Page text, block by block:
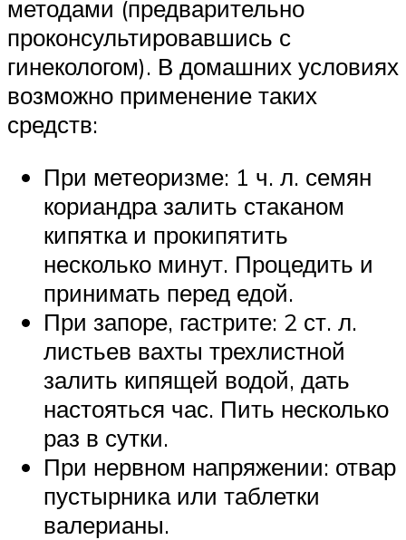
методами (предварительно
проконсультировавшись с
гинекологом). В домашних условиях
возможно применение таких
средств:
При метеоризме: 1 ч. л. семян
кориандра залить стаканом
кипятка и прокипятить
несколько минут. Процедить и
принимать перед едой.
При запоре, гастрите: 2 ст. л.
листьев вахты трехлистной
залить кипящей водой, дать
настояться час. Пить несколько
раз в сутки.
При нервном напряжении: отвар
пустырника или таблетки
валерианы.